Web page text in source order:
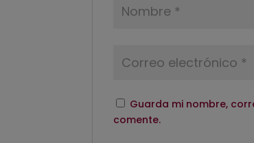
Guarda mi nombre,
comente.